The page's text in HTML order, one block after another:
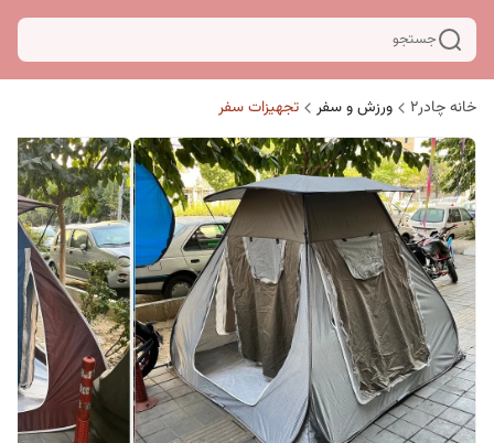
جستجو
خانه چادر۲ ورزش و سفر تجهیزات سفر